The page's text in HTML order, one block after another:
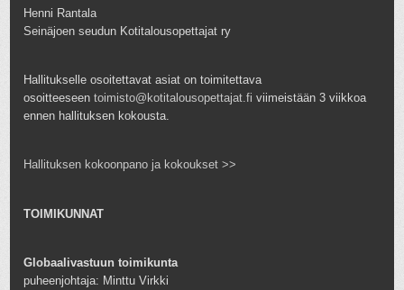
Henni Rantala
Seinäjoen seudun Kotitalousopettajat ry
Hallitukselle osoitettavat asiat on toimitettava
osoitteeseentoimisto@kotitalousopettajat.fi viimeistään 3 viikkoa
ennen hallituksen kokousta.
Hallituksen kokoonpano ja kokoukset >>
TOIMIKUNNAT
Globaalivastuun toimikunta
puheenjohtaja: Minttu Virkki